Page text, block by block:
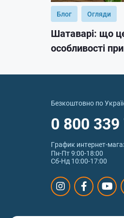
Блог Огляди
Шатаварі: що
особливості
Безкоштовно по
0 800
График
Пн-Пт 9:00-18:00
Сб-Нд 10:00-17:00